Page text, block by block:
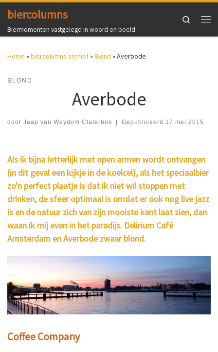
Ga naar inhoud
biercolumns
Biermomenten vastgelegd in woord en beeld
Search
Home »biercolumns archief»Blond »Averbode
BLOND
Averbode
door Jaap van Weydom Claterbos Gepubliceerd 17 mei 2015
Als ik bijna letterlijk met open armen wordt ontvangen
(in dit geval een kijkje in de koelcel), als het speciaalbier
zo'n perfect plaatje is dat ik niet wil stoppen met
drinken, de sfeer optimaal is omdat er ook nog live jazz
is en de natuur zich van zijn mooiste kant laat zien, dan
waan ik mij even in het paradijs. Delirium Café
Amsterdam en Averbode zwaar blond.
Coffee Company